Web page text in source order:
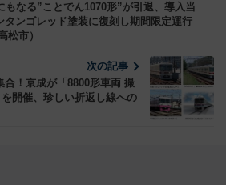
もなる”ことでん1070形”が引退、導入当
タンゴレッド塗装に復刻し期間限定運行
松市）
次の記事
合！京成が「8800形車両 撮
開催、珍しい折返し線への